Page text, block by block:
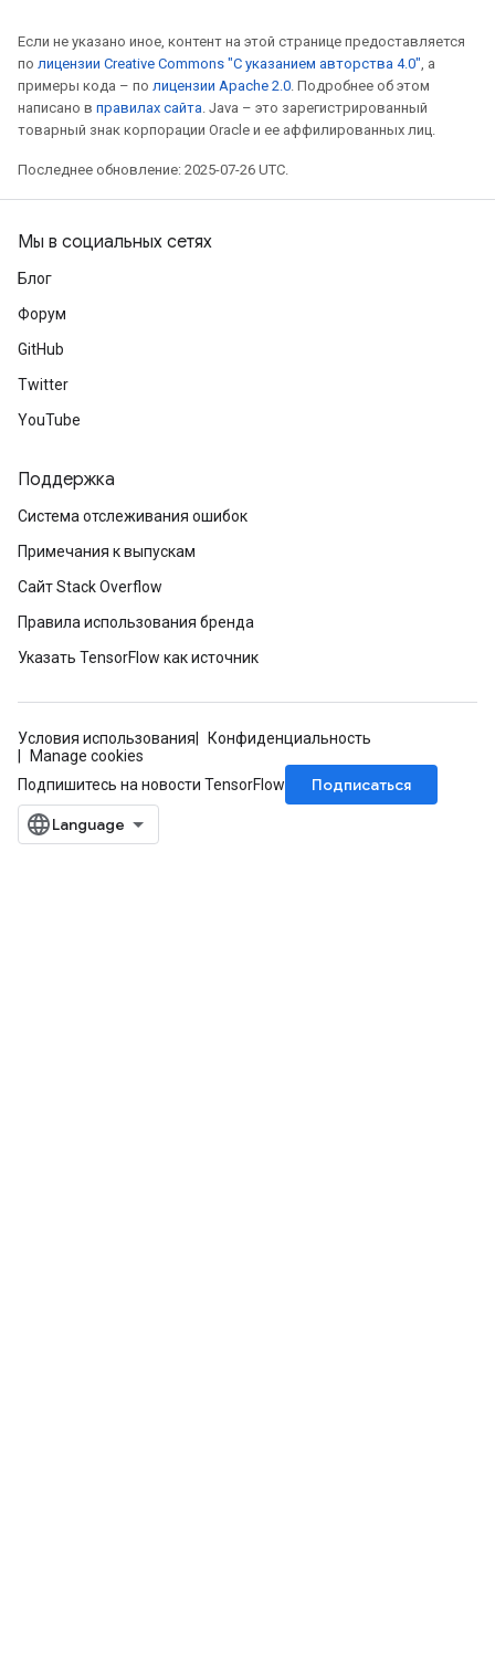
Если не указано иное, контент на этой странице предоставляется
по лицензии Creative Commons "С указанием авторства 4.0", а
примеры кода – по лицензии Apache 2.0. Подробнее об этом
написано в правилах сайта. Java – это зарегистрированный
товарный знак корпорации Oracle и ее аффилированных лиц.
Последнее обновление: 2025-07-26 UTC.
Мы в социальных сетях
Блог
Форум
GitHub
Twitter
YouTube
Поддержка
Система отслеживания ошибок
Примечания к выпускам
Сайт Stack Overflow
Правила использования бренда
Указать TensorFlow как источник
Условия использования
Конфиденциальность
Manage cookies
Подпишитесь на новости TensorFlow
Подписаться